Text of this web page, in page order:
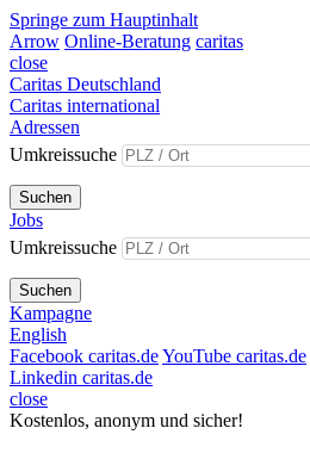
Springe zum Hauptinhalt
Arrow Online-Beratung caritas
close
Caritas Deutschland
Caritas international
Adressen
Umkreissuche
Suchen
Jobs
Umkreissuche
Suchen
Kampagne
English
Facebook caritas.deYouTube caritas.de
Linkedin caritas.de
close
Kostenlos, anonym und sicher!